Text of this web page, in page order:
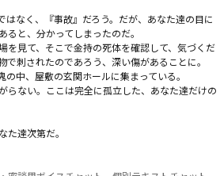
なく、『事故』だろう。だが、あなた達の目に
と、分かってしまったのだ。
を見て、そこで金持の死体を確認して、気づくだ
刺されたのであろう、深い傷があることに。
中、屋敷の玄関ホールに集まっている。
らない。ここは完全に孤立した、あなた達だけの
達次第だ。